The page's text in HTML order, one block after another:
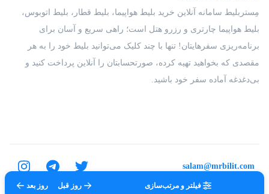
فیلتر و مرتب‌سازی روز قبل روز بعد
راهکار سازمانی
فرصت‌های شغلی
درباره ما
مِستربلیط سامانه آنلاین خرید بلیط هواپیما، بلیط قطار، بلیط اتوبوس،
بلیط هواپیما چارتری و رزرو هتل است؛ راهی سریع و آسان برای
برنامه‌ریزی سفرهایتان! تنها با چند کلیک می‌توانید بلیط خود را به هر
مقصدی که بخواهید تهیه کرده، صورتحسابتان را آنلاین پرداخت کنید و
بی‌دغدغه آماده سفر خود باشید.
تمامی حقوق برای شرکت عتیق گشت اصفهان محفوظ است.
salam@mrbilit.com